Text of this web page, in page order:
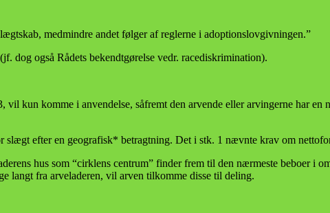
medmindre andet følger af reglerne i adoptionslovgivningen.”
dog også Rådets bekendtgørelse vedr. racediskrimination).
kun komme i anvendelse, såfremt den arvende eller arvingerne har
efter en geografisk* betragtning. Det i stk. 1 nævnte krav om
hus som “cirklens centrum” finder frem til den nærmeste beboer i
langt fra arveladeren, vil arven tilkomme disse til deling.